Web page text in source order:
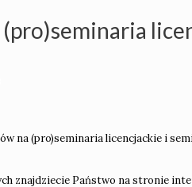
(pro)seminaria
na (pro)seminaria licencjackie i
znajdziecie Państwo na stronie